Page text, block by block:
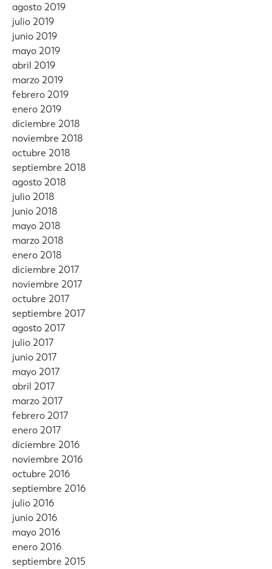
agosto 2019
julio 2019
junio 2019
mayo 2019
abril 2019
marzo 2019
febrero 2019
enero 2019
diciembre 2018
noviembre 2018
octubre 2018
septiembre 2018
agosto 2018
julio 2018
junio 2018
mayo 2018
marzo 2018
enero 2018
diciembre 2017
noviembre 2017
octubre 2017
septiembre 2017
agosto 2017
julio 2017
junio 2017
mayo 2017
abril 2017
marzo 2017
febrero 2017
enero 2017
diciembre 2016
noviembre 2016
octubre 2016
septiembre 2016
julio 2016
junio 2016
mayo 2016
enero 2016
septiembre 2015